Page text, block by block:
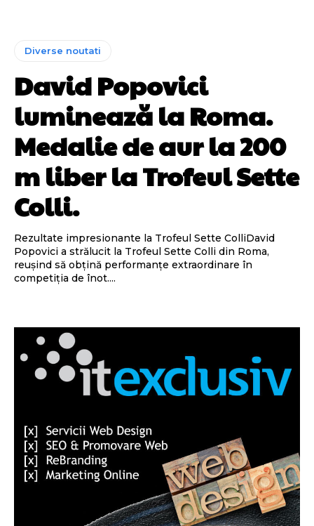
Diverse noutati
David Popovici
luminează la Roma.
Medalie de aur la 200
m liber la Trofeul Sette
Colli.
Rezultate impresionante la Trofeul Sette ColliDavid
Popovici a strălucit la Trofeul Sette Colli din Roma,
reușind să obțină performanțe extraordinare în
competiția de înot....